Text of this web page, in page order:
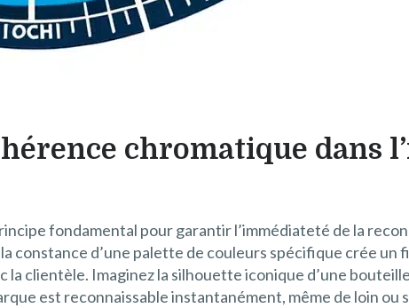
chromatique dans
fondamental pour garantir l’immédiateté de la
la constance d’une palette de couleurs spécifique crée un
clientèle. Imaginez la silhouette iconique d’une bouteille
est reconnaissable instantanément, même de loin ou